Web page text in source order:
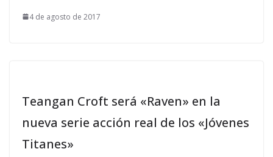
4 de agosto de 2017
Teangan Croft será «Raven» en la
nueva serie acción real de los «Jóvenes
Titanes»